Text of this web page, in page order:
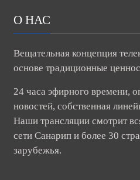
О НАС
Вещательная концепция
основе традиционные
24 часа эфирного времени,
новостей, собственная
Наши трансляции смотрит
сети Санарип и более 30
зарубежья.